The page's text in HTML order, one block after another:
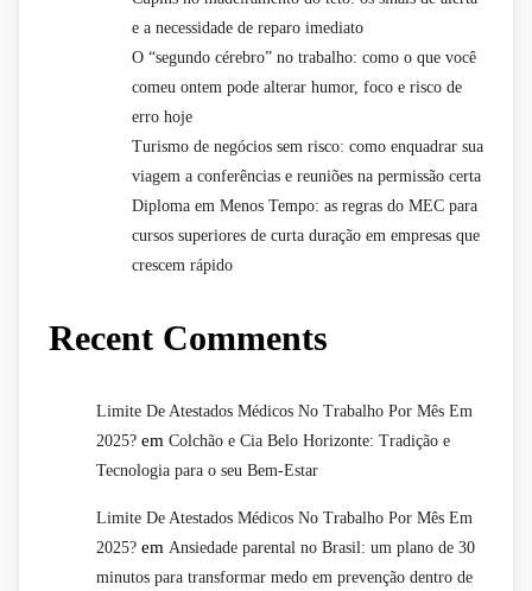
e a necessidade de reparo imediato
O “segundo cérebro” no trabalho: como o que você
comeu ontem pode alterar humor, foco e risco de
erro hoje
Turismo de negócios sem risco: como enquadrar sua
viagem a conferências e reuniões na permissão certa
Diploma em Menos Tempo: as regras do MEC para
cursos superiores de curta duração em empresas que
crescem rápido
Recent Comments
Limite De Atestados Médicos No Trabalho Por Mês Em
2025? em Colchão e Cia Belo Horizonte: Tradição e
Tecnologia para o seu Bem-Estar
Limite De Atestados Médicos No Trabalho Por Mês Em
2025? em Ansiedade parental no Brasil: um plano de 30
minutos para transformar medo em prevenção dentro de